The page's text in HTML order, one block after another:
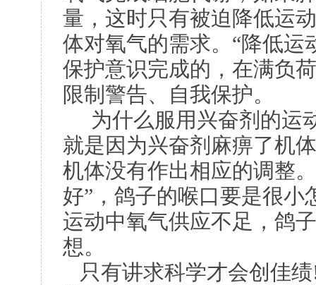
量，这时只有被迫降低运
体对氧气的需求。“降低运
保护意识完成的，在满负
限制警告、自我保护。
为什么服用兴奋剂的运
就是因为兴奋剂麻痹了机
机体没有作出相应的调整
好”，鸽子的喉口要是很小
运动中氧气供应不足，鸽
想。
只有讲求科学才会创佳